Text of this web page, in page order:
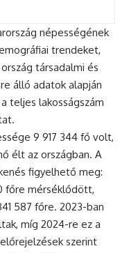
népességének
trendeket,
társadalmi és
álló adatok alapján
teljes lakosságszám
9 917 344 fő volt,
élt az országban. A
figyelhető meg:
főre mérséklődött,
587 főre. 2023-ban
míg 2024-re ez a
szerint